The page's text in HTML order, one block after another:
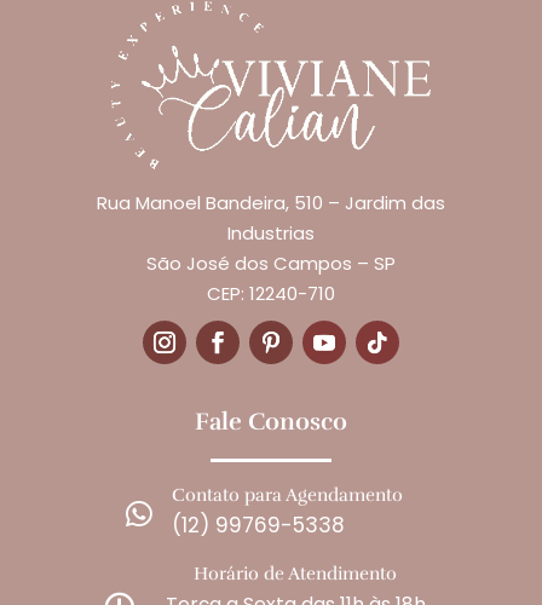
Rua Manoel Bandeira, 510 – Jardim das
Industrias
São José dos Campos – SP
CEP: 12240-710
Fale Conosco

Contato para Agendamento
(12) 99769-5338
Horário de Atendimento